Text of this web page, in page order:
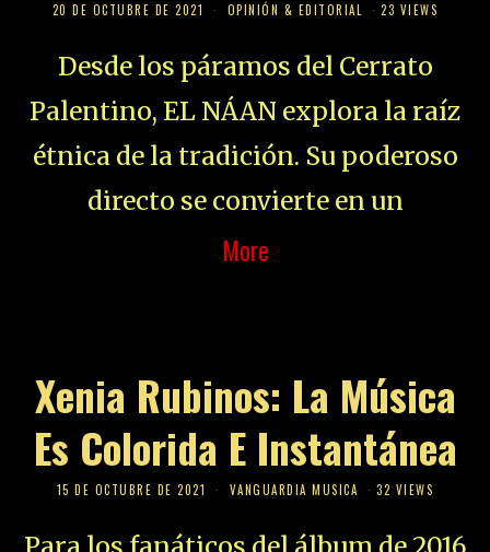
20 DE OCTUBRE DE 2021 OPINIÓN & EDITORIAL 23 VIEWS
Desde los páramos del Cerrato
Palentino, EL NÁAN explora la raíz
étnica de la tradición. Su poderoso
directo se convierte en un
More
Xenia Rubinos: La Música
Es Colorida E Instantánea
15 DE OCTUBRE DE 2021 VANGUARDIA MUSICA 32 VIEWS